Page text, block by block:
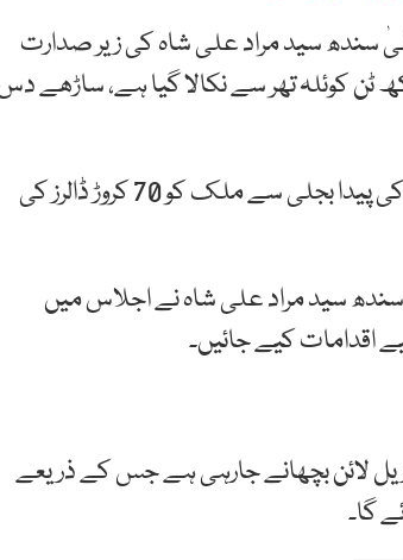
سندھ سید مراد علی شاہ کی زیر صدارت
کوئلہ تھر سے نکالا گیا ہے، ساڑھے
امتیاز شیخ نے اجلاس کو بتایا کہ اعداد و شمار کے تحت ہر سال تھر کول کی پیدا بجلی سے ملک کو 70 کروڑ ڈالرز کی
سندھ سید مراد علی شاہ نے اجلاس میں
اقدامات کیے جائیں۔
ریل لائن بچھانے جارہی ہے جس کے ذریعے
گا۔